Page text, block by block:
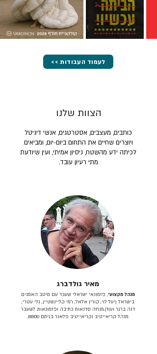
<< לעמוד העבודות
הצוות שלנו
כותבים, מעצבים, אסטרטגים, אנשי דיגיטל
ויוצרים שחיים את התחום ביום-יום, ומביאים
לכיתה ידע מהשטח, ניסיון אמיתי, ועין שיודעת
מתי רעיון עובד.
מאיר גולדברג
מנהל מקצועי, פזמונאי ישראלי שעבד עם מיטב האמנים
בישראל (יעל לוי, קורין אלאל, רמי קליינשטיין, גלי עטרי,
דנה ברגר ועוד).מנחה סדנאות כתיבה ופזמונאות. לשעבר
מנהל קריאייטיב וקריאייטיב פלאנר בגיתם BBDO.